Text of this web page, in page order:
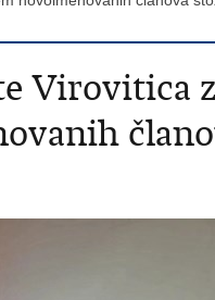
Virovitica